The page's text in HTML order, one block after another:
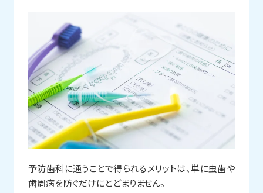
予防歯科に通うことで得られるメリットは、単に虫歯や
歯周病を防ぐだけにとどまりません。